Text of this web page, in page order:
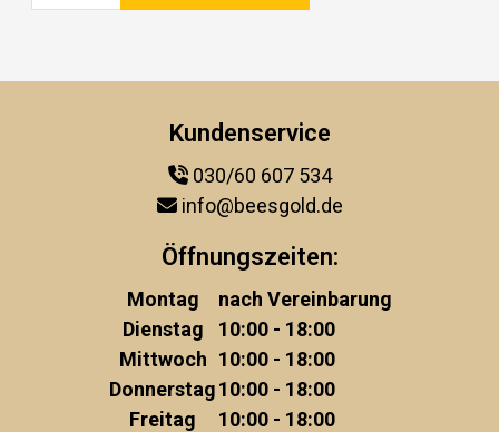
Kundenservice
030/60 607 534
info@beesgold.de
Öffnungszeiten:
Montag
nach Vereinbarung
Dienstag
10:00 - 18:00
Mittwoch 10:00 - 18:00
Donnerstag10:00 - 18:00
Freitag
10:00 - 18:00